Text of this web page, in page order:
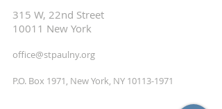
315 W, 22nd Street
10011 New York
office@stpaulny.org
P.O. Box 1971, New York, NY 10113-1971